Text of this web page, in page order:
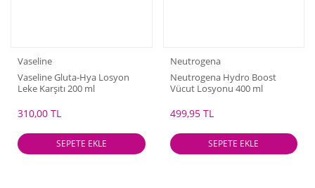
Vaseline
Vaseline Gluta-Hya Losyon
Leke Karşıtı 200 ml
310,00 TL
SEPETE EKLE
Neutrogena
Neutrogena Hydro Boost
Vücut Losyonu 400 ml
499,95 TL
SEPETE EKLE